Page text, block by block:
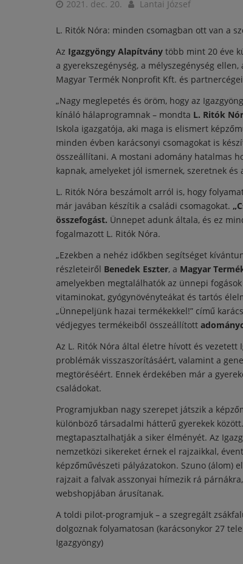
2021. dec. 20. Lantai József
L. Ritók Nóra: minden csomagban ott van a
Az Igazgyöngy Alapítvány több mint 20 éve
a gyerekszegénység, a mélyszegénység
Magyar Termék Nonprofit Kft. és
„Nagy meglepetés és öröm, hogy az
kínáló hálaprogramnak – mondta L. Ritók
Iskola igazgatója, aki maga is elismert
minden évben karácsonyi csomagokat is
összeállítani. A mostani adomány hatalmas
kapnak, amelyeket jól ismernek, szeretnek
L. Ritók Nóra beszámolt arról is, hogy
már javában készítik a családi csomagokat.
összefogást. Ünnepet adunk általa, és ez
fogalmazott L. Ritók Nóra.
„Ezekben a nehéz időkben segítséget
részleteiről Benedek Eszter, a Magyar
amelyekben megtalálhatók az ünnepi
vitaminokat, gyógynövényteákat és tartós
„Ünnepeljünk hazai termékekkel!” című
védjegyes termékeiből összeállított
Az L. Ritók Nóra által életre hívott és vezetett
problémák visszaszorításáért, valamint a
megtöréséért. Ennek érdekében már a
családokat.
Programjukban nagy szerepet játszik a
különböző társadalmi hátterű gyerekek
megtapasztalhatják a siker élményét. Az
nemzetközi sikereket érnek el rajzaikkal,
képzőművészeti pályázatokon. Szuno (álom)
rajzait a falvak asszonyai hímezik rá
webshopjában árusítanak.
A toldi pilot-programjuk – a szegregált
dolgoznak folyamatosan (karácsonykor 27
Igazgyöngy)